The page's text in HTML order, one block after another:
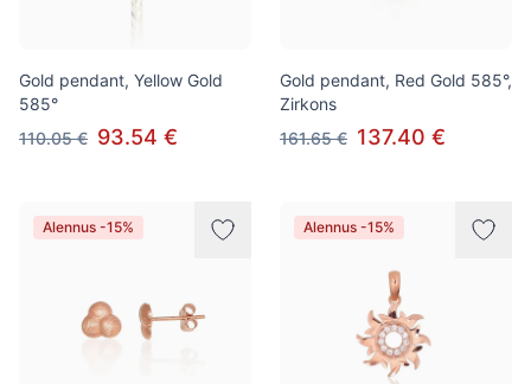
Gold pendant, Yellow Gold
585°
110.05 € 93.54 €
Gold pendant, Red Gold 585°,
Zirkons
161.65 € 137.40 €
Alennus -15% Alennus -15%